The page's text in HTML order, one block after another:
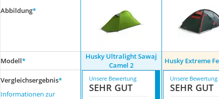
Abbildung*
Modell*
Husky Ultralight Sawaj
Camel 2
Husky Extreme
Vergleichsergebnis*
Informationen zur
Unsere Bewertung
SEHR GUT
Unsere Bewertung
SEHR GUT